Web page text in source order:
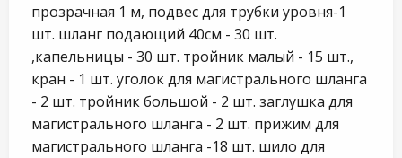
прозрачная 1 м, подвес для трубки уровня-1
шт. шланг подающий 40см - 30 шт.
,капельницы - 30 шт. тройник малый - 15 шт.,
кран - 1 шт. уголок для магистрального шланга
- 2 шт. тройник большой - 2 шт. заглушка для
магистрального шланга - 2 шт. прижим для
магистрального шланга -18 шт. шило для